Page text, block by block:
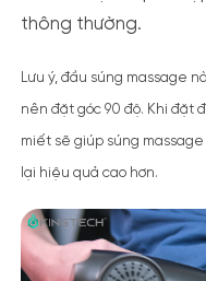
thông thường.
Lưu ý, đầu súng massage
nên đặt góc 90 độ. Khi đặt
miết sẽ giúp súng
lại hiệu quả cao hơn.